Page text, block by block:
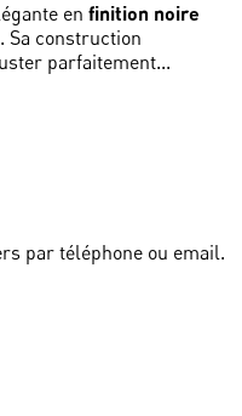
en finition noire
construction
parfaitement...
par téléphone ou email.